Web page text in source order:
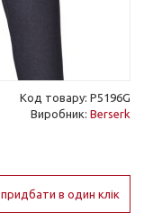
Код товару: P5196G
Виробник: Berserk
придбати в один клік